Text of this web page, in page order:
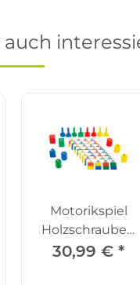
Motorikspiel
Holzschrauben
und Muttern
30,99 € *